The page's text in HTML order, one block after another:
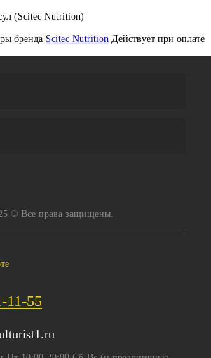
(Scitec Nutrition)
брeнда Scitec Nutrition Действует при оплате
© Все права защищены.
11-55